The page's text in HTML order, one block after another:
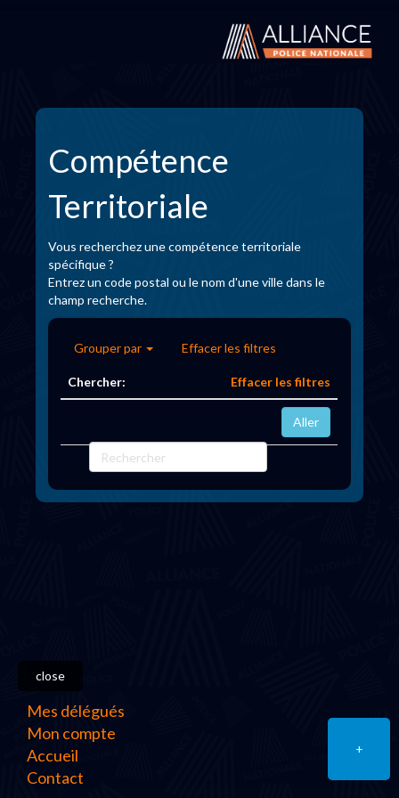
Compétence
Territoriale
Vous recherchez une compétence territoriale
spécifique ?
Entrez un code postal ou le nom d'une ville dans le
champ recherche.
Grouper par Effacer les filtres
Chercher: Effacer les filtres
+
close
Mes délégués
Mon compte
Accueil
Contact